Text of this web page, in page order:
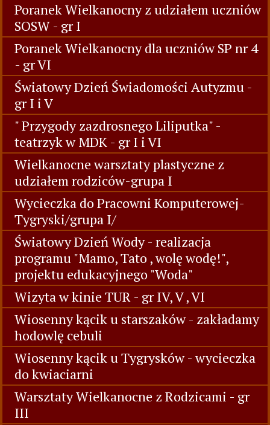
Poranek Wielkanocny z udziałem uczniów
SOSW - gr I
Poranek Wielkanocny dla uczniów SP nr 4
- gr VI
Światowy Dzień Świadomości Autyzmu -
gr I i V
" Przygody zazdrosnego Liliputka" -
teatrzyk w MDK - gr I i VI
Wielkanocne warsztaty plastyczne z
udziałem rodziców-grupa I
Wycieczka do Pracowni Komputerowej-
Tygryski/grupa I/
Światowy Dzień Wody - realizacja
programu "Mamo, Tato , wolę wodę!",
projektu edukacyjnego "Woda"
Wizyta w kinie TUR - gr IV, V , VI
Wiosenny kącik u starszaków - zakładamy
hodowlę cebuli
Wiosenny kącik u Tygrysków - wycieczka
do kwiaciarni
Warsztaty Wielkanocne z Rodzicami - gr
III